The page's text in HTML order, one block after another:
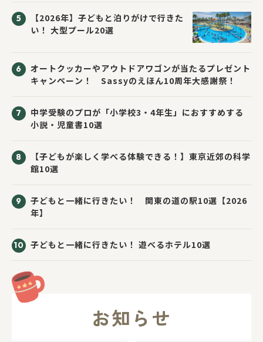
【2026年】子どもと泊りがけで行きた
い！ 大型プール20選
オートクッカーやアウトドアワゴンが当たるプレゼント
キャンペーン！ Sassyのえほん10周年大感謝祭！
中学受験のプロが「小学校3・4年生」におすすめする
小説・児童書10選
【子どもが楽しく学べる体験できる！】東京近郊の科学
館10選
子どもと一緒に行きたい！ 関東の道の駅10選【2026
年】
子どもと一緒に行きたい！ 遊べるホテル10選
お知らせ